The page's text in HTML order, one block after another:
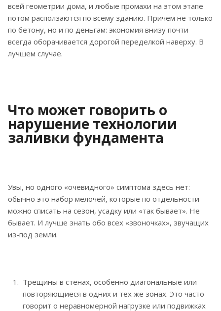
всей геометрии дома, и любые промахи на этом этапе
потом расползаются по всему зданию. Причем не только
по бетону, но и по деньгам: экономия внизу почти
всегда оборачивается дорогой переделкой наверху. В
лучшем случае.
Что может говорить о
нарушение технологии
заливки фундамента
Увы, но одного «очевидного» симптома здесь нет:
обычно это набор мелочей, которые по отдельности
можно списать на сезон, усадку или «так бывает». Не
бывает. И лучше знать обо всех «звоночках», звучащих
из-под земли.
Трещины в стенах, особенно диагональные или
повторяющиеся в одних и тех же зонах. Это часто
говорит о неравномерной нагрузке или подвижках